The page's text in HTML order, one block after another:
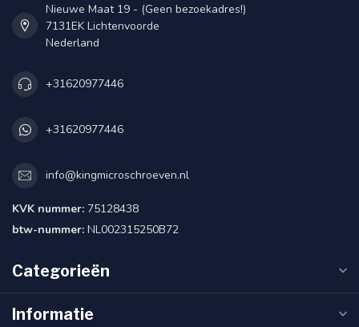
Nieuwe Maat 19 - (Geen bezoekadres!)
7131EK Lichtenvoorde
Nederland
+31620977446
+31620977446
info@kingmicroschroeven.nl
KVK nummer: 75128438
btw-nummer: NL002315250B72
Categorieën
Informatie